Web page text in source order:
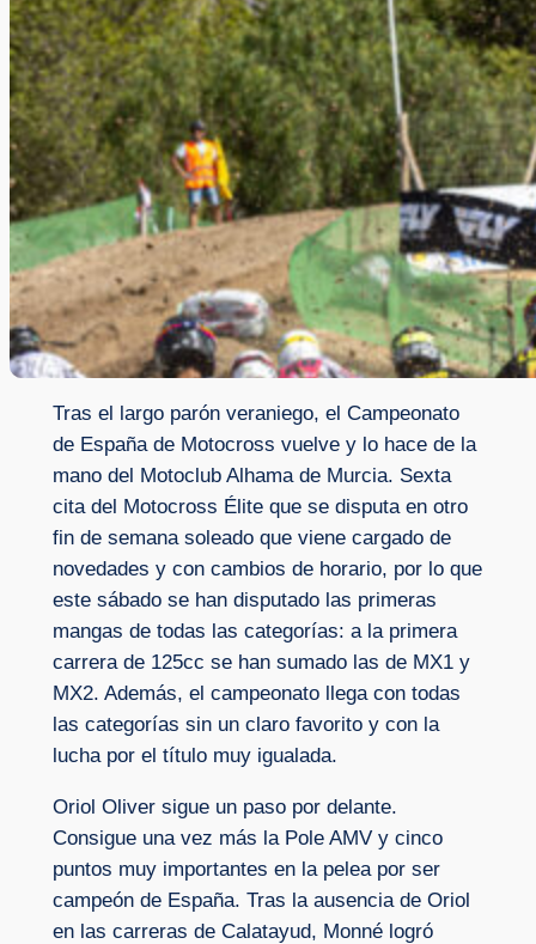
Tras el largo parón veraniego, el Campeonato
de España de Motocross vuelve y lo hace de la
mano del Motoclub Alhama de Murcia. Sexta
cita del Motocross Élite que se disputa en otro
fin de semana soleado que viene cargado de
novedades y con cambios de horario, por lo que
este sábado se han disputado las primeras
mangas de todas las categorías: a la primera
carrera de 125cc se han sumado las de MX1 y
MX2. Además, el campeonato llega con todas
las categorías sin un claro favorito y con la
lucha por el título muy igualada.
Oriol Oliver sigue un paso por delante.
Consigue una vez más la Pole AMV y cinco
puntos muy importantes en la pelea por ser
campeón de España. Tras la ausencia de Oriol
en las carreras de Calatayud, Monné logró